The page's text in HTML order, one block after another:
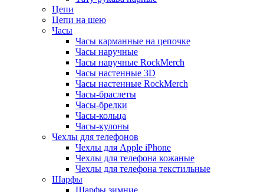
Цепи
Цепи на шею
Часы
Часы карманные на цепочке
Часы наручные
Часы наручные RockMerch
Часы настенные 3D
Часы настенные RockMerch
Часы-браслеты
Часы-брелки
Часы-кольца
Часы-кулоны
Чехлы для телефонов
Чехлы для Apple iPhone
Чехлы для телефона кожаные
Чехлы для телефона текстильные
Шарфы
Шарфы зимние